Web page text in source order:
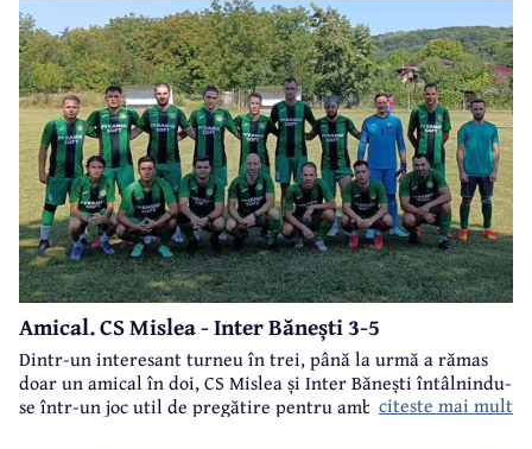
Amical. CS Mislea - Inter Bănești 3-5
Dintr-un interesant turneu în trei, până la urmă a rămas
doar un amical în doi, CS Mislea și Inter Bănești întâlnindu-
se într-un joc util de pregătire pentru ambele formații.
citeste mai mult